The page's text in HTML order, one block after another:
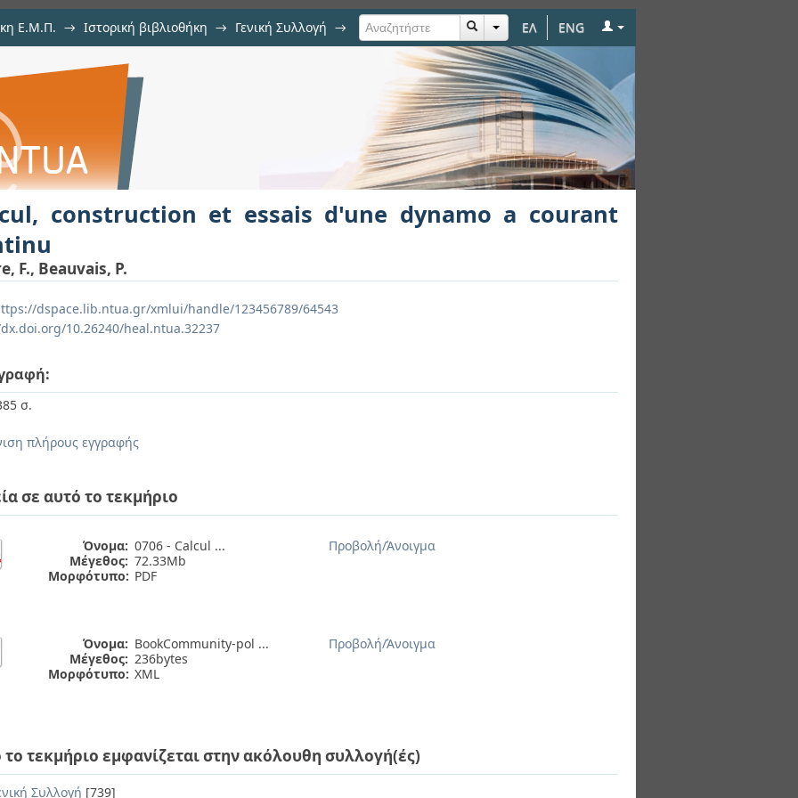
ΕΛ ENG
Ε.Μ.Π. → Ιστορική βιβλιοθήκη → Γενική Συλλογή →
essais d'une dynamo a courant continu
construction et essais d'une dynamo a courant
F., Beauvais, P.
dspace.lib.ntua.gr/xmlui/handle/123456789/64543
10.26240/heal.ntua.32237
σ.
πλήρους εγγραφής
σε αυτό το τεκμήριο
Όνομα: 0706 - Calcul ...
Μέγεθος: 72.33Mb
Μορφότυπο: PDF
Προβολή/Άνοιγμα
Όνομα: BookCommunity-pol ...
Μέγεθος: 236bytes
Μορφότυπο: XML
Προβολή/Άνοιγμα
το τεκμήριο εμφανίζεται στην ακόλουθη συλλογή(ές)
Συλλογή [739]